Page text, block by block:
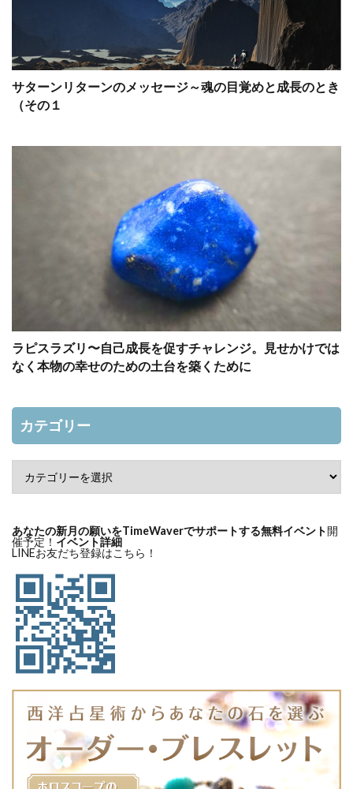
サターンリターンのメッセージ～魂の目覚めと成長のとき
（その１
ラピスラズリ〜自己成長を促すチャレンジ。見せかけでは
なく本物の幸せのための土台を築くために
カテゴリー
あなたの新月の願いをTimeWaverでサポートする無料イベント開
催予定！ イベント詳細
LINEお友だち登録はこちら！